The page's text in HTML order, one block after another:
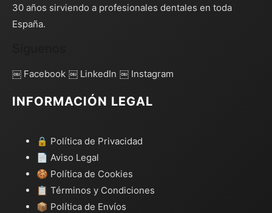
30 años sirviendo a profesionales dentales en toda
España.
￼ Facebook ￼ LinkedIn ￼ Instagram
INFORMACIÓN LEGAL
🔒 Política de Privacidad
📄 Aviso Legal
🍪 Política de Cookies
📋 Términos y Condiciones
📦 Política de Envíos